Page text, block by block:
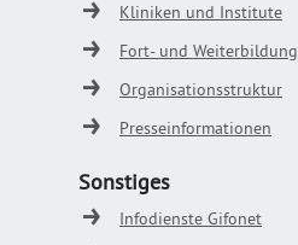
Kliniken und Institute
Fort- und Weiterbildung
Organisationsstruktur
Presseinformationen
Sonstiges
Infodienste Gifonet